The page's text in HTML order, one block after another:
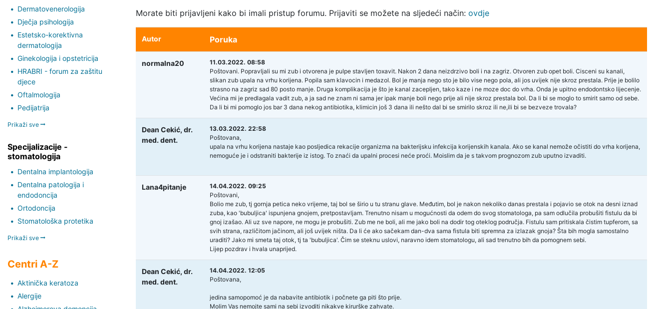
Dermatovenerologija
Dječja psihologija
Estetsko-korektivna
dermatologija
Ginekologija i opstetricija
HRABRI - forum za zaštitu
djece
Oftalmologija
Pedijatrija
Prikaži sve
Specijalizacije -
stomatologija
Dentalna implantologija
Dentalna patologija i
endodoncija
Ortodoncija
Stomatološka protetika
Prikaži sve
Centri A-Z
Aktinička keratoza
Alergije
Morate biti prijavljeni kako bi imali pristup forumu. Prijaviti se možete na sljedeći način: ovdje
Autor Poruka
normalna20
11.03.2022. 08:58
Poštovani. Popravljali su mi zub i otvorena je pulpe stavljen toxavit. Nakon 2 dana neizdrzivo boli i na zagriz. Otvoren zub opet boli. Cisceni su kanali,
slikan zub upala na vrhu korijena. Popila sam klavocin i medazol. Bol je manja nego sto je bilo vise nego pola, ali jos uvijek nije skroz prestala. Prije je bolilo
strasno na zagriz sad 80 posto manje. Druga komplikacija je što je kanal zacepljen, tako kaze i ne moze doc do vrha. Onda je upitno endodontsko lijecenje.
Većina mi je predlagala vadit zub, a ja sad ne znam ni sama jer ipak manje boli nego prije ali nije skroz prestala bol. Da li bi se moglo to smirit samo od sebe.
Da li bi mi pomoglo jos bar 3 dana nekog antibiotika, klimicin još 3 dana ili nešto dal bi se smirilo skroz ili ne,ili bi se bezveze trovala?
Dean Cekić, dr.
med. dent.
13.03.2022. 22:58
Poštovana,
upala na vrhu korijena nastaje kao posljedica rekacije organizma na bakterijsku infekcija korijenskih kanala. Ako se kanal nemože očistiti do vrha korijena,
nemoguće je i odstraniti bakterije iz istog. To znaći da upalni procesi neće proći. Moislim da je s takvom prognozom zub uputno izvaditi.
Lana4pitanje
14.04.2022. 09:25
Poštovani,
Bolio me zub, tj gornja petica neko vrijeme, taj bol se širio u tu stranu glave. Međutim, bol je nakon nekoliko danas prestala i pojavio se otok na desni iznad
zuba, kao 'bubuljica' ispunjena gnojem, pretpostavljam. Trenutno nisam u mogućnosti da odem do svog stomatologa, pa sam odlučila probušiti fistulu da bi
gnoj izašao. Ali uz sve napore, ne mogu je probušiti. Zub me ne boli, ali me jako boli na dodir tog oteklog područja. Fistulu sam pritiskala čistim tupferom, sa
svih strana, različitom jačinom, ali još uvijek ništa. Da li će ako sačekam dan-dva sama fistula biti spremna za izlazak gnoja? Šta bih mogla samostalno
uraditi? Jako mi smeta taj otok, tj ta 'bubuljica'. Čim se steknu uslovi, naravno idem stomatologu, ali sad trenutno bih da pomognem sebi.
Lijep pozdrav i hvala unaprijed.
Dean Cekić, dr.
med. dent.
14.04.2022. 12:05
Poštovana,
jedina samopomoć je da nabavite antibiotik i počnete ga piti što prije.
Molim Vas nemojte sami na sebi izvoditi nikakve kirurške zahvate.